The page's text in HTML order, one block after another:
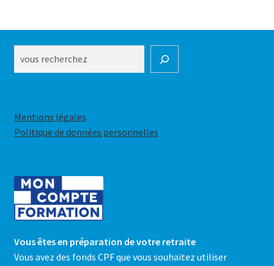
Mentions légales
Politique de données personnelles
Vous êtes en préparation de votre retraite
Vous avez des fonds CPF que vous souhaitez utiliser